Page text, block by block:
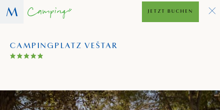
CAMPINGPLATZ VEŠTAR
JETZT BUCHEN